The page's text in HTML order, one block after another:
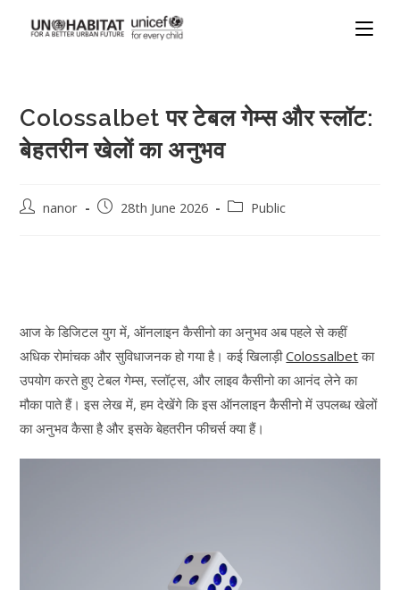
Colossalbet पर टेबल गेम्स और स्लॉट:
बेहतरीन खेलों का अनुभव
nanor 28th June 2026 Public
आज के डिजिटल युग में, ऑनलाइन कैसीनो का अनुभव अब पहले से कहीं
अधिक रोमांचक और सुविधाजनक हो गया है। कई खिलाड़ीColossalbetका
उपयोग करते हुए टेबल गेम्स, स्लॉट्स, और लाइव कैसीनो का आनंद लेने का
मौका पाते हैं। इस लेख में, हम देखेंगे कि इस ऑनलाइन कैसीनो में उपलब्ध खेलों
का अनुभव कैसा है और इसके बेहतरीन फीचर्स क्या हैं।